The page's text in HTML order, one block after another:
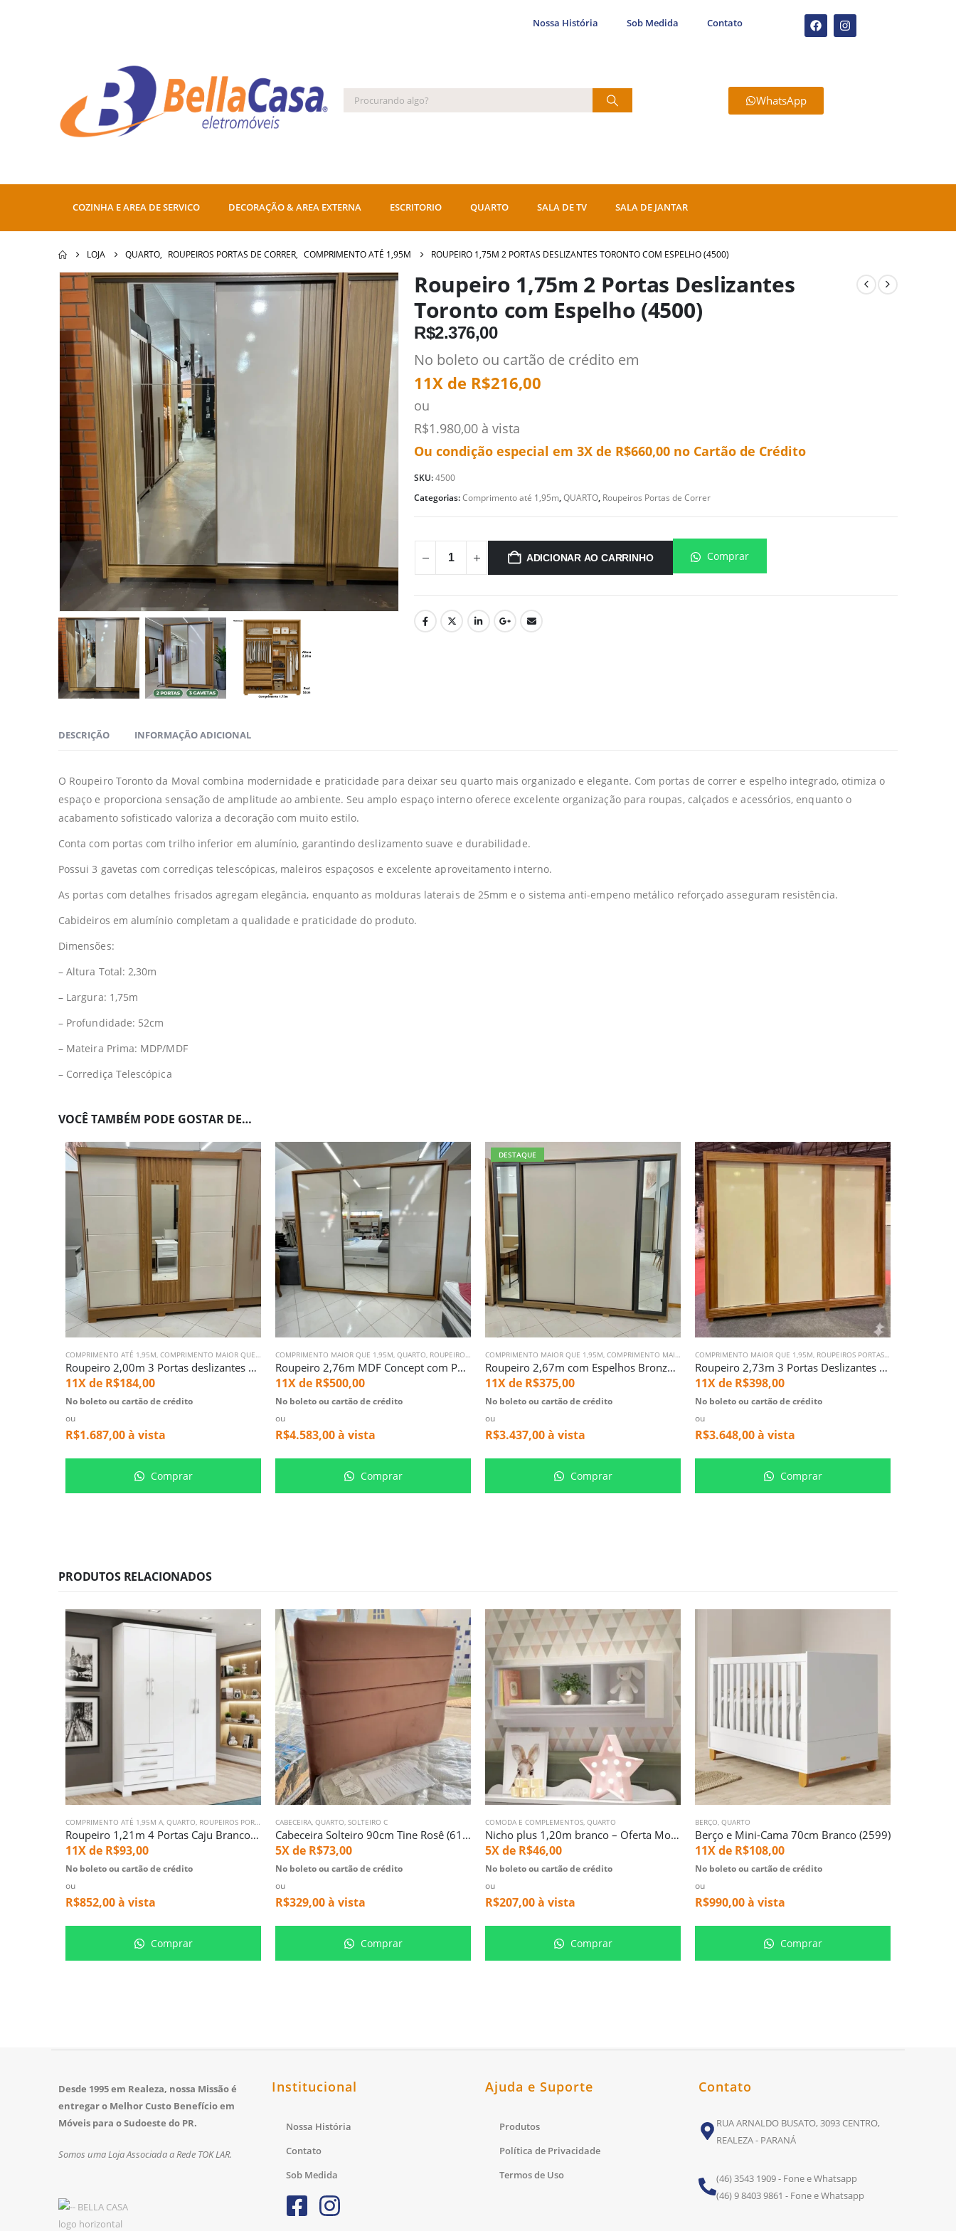
Nossa História Sob Medida Contato
WhatsApp
COZINHA E AREA DE SERVICO DECORAÇÃO & AREA EXTERNA ESCRITORIO QUARTO SALA DE TV SALA DE JANTAR
LOJA QUARTO, ROUPEIROS PORTAS DE CORRER, COMPRIMENTO ATÉ 1,95M ROUPEIRO 1,75M 2 PORTAS DESLIZANTES TORONTO COM ESPELHO (4500)
Roupeiro 1,75m 2 Portas Deslizantes
Toronto com Espelho (4500)
R$2.376,00
No boleto ou cartão de crédito em
11X de R$216,00
ou
R$1.980,00 à vista
Ou condição especial em 3X de R$660,00 no Cartão de Crédito
SKU:4500
Categorias:Comprimento até 1,95m,QUARTO, Roupeiros Portas de Correr
ADICIONAR AO CARRINHO Comprar
DESCRIÇÃO INFORMAÇÃO ADICIONAL
O Roupeiro Toronto da Moval combina modernidade e praticidade para deixar seu quarto mais organizado e elegante. Com portas de correr e espelho integrado, otimiza o
espaço e proporciona sensação de amplitude ao ambiente. Seu amplo espaço interno oferece excelente organização para roupas, calçados e acessórios, enquanto o
acabamento sofisticado valoriza a decoração com muito estilo.
Conta com portas com trilho inferior em alumínio, garantindo deslizamento suave e durabilidade.
Possui 3 gavetas com corrediças telescópicas, maleiros espaçosos e excelente aproveitamento interno.
As portas com detalhes frisados agregam elegância, enquanto as molduras laterais de 25mm e o sistema anti-empeno metálico reforçado asseguram resistência.
Cabideiros em alumínio completam a qualidade e praticidade do produto.
Dimensões:
– Altura Total: 2,30m
– Largura: 1,75m
– Profundidade: 52cm
– Mateira Prima: MDP/MDF
– Corrediça Telescópica
VOCÊ TAMBÉM PODE GOSTAR DE…
COMPRIMENTO ATÉ 1,95M COMPRIMENTO MAIOR QUE 1,95M ,ROUPEIROS PORTAS DE CORRER
Roupeiro 2,00m 3 Portas deslizantes B376 Off Com Espelhos (6098)
11X de R$184,00
No boleto ou cartão de crédito
ou
R$1.687,00à vista
Comprar
COMPRIMENTO MAIOR QUE 1,95M QUARTO ROUPEIROS PORTAS DE CORRER
Roupeiro 2,76m MDF Concept com Porta de Espelho inteiro (2639)
11X de R$500,00
No boleto ou cartão de crédito
ou
R$4.583,00à vista
Comprar
DESTAQUE
COMPRIMENTO MAIOR QUE 1,95M COMPRIMENTO MAIOR QUE 1,95M A ,ROUPEIROS PORTAS DE CORRER,ROUPEIROS PORTAS DE GIRO
Roupeiro 2,67m com Espelhos Bronze Laredo Nude (2689)
11X de R$375,00
No boleto ou cartão de crédito
ou
R$3.437,00à vista
Comprar
COMPRIMENTO MAIOR QUE 1,95M ROUPEIROS PORTAS DE CORRER
Roupeiro 2,73m 3 Portas Deslizantes Milao 100% MDF Off White (4968)
11X de R$398,00
No boleto ou cartão de crédito
ou
R$3.648,00à vista
Comprar
PRODUTOS RELACIONADOS
COMPRIMENTO ATÉ 1,95M A QUARTO ROUPEIROS PORTAS DE GIRO
Roupeiro 1,21m 4 Portas Caju Branco (853)
11X de R$93,00
No boleto ou cartão de crédito
ou
R$852,00à vista
Comprar
CABECEIRA QUARTO SOLTEIRO C
Cabeceira Solteiro 90cm Tine Rosê (6167)
5X de R$73,00
No boleto ou cartão de crédito
ou
R$329,00à vista
Comprar
COMODA E COMPLEMENTOS QUARTO
Nicho plus 1,20m branco – Oferta Mostruario (1554)
5X de R$46,00
No boleto ou cartão de crédito
ou
R$207,00à vista
Comprar
BERÇO QUARTO
Berço e Mini-Cama 70cm Branco (2599)
11X de R$108,00
No boleto ou cartão de crédito
ou
R$990,00à vista
Comprar
Desde 1995 em Realeza, nossa Missão é
entregar o Melhor Custo Benefício em
Móveis para o Sudoeste do PR.
Somos uma Loja Associada a Rede TOK LAR.
Institucional
Nossa História
Contato
Sob Medida
Ajuda e Suporte
Produtos
Política de Privacidade
Termos de Uso
Contato
RUA ARNALDO BUSATO, 3093 CENTRO,
REALEZA - PARANÁ
(46) 3543 1909 - Fone e Whatsapp
(46) 9 8403 9861 - Fone e Whatsapp